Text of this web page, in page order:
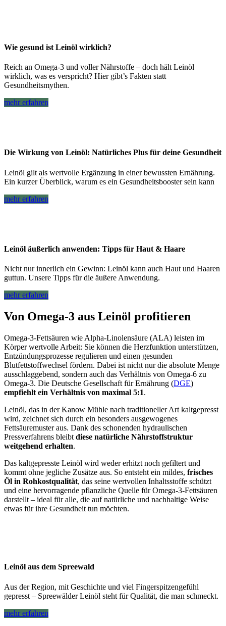
Wie gesund ist Leinöl wirklich?
Reich an Omega-3 und voller Nährstoffe – doch hält Leinöl
wirklich, was es verspricht? Hier gibt’s Fakten statt
Gesundheitsmythen.
mehr erfahren
Die Wirkung von Leinöl: Natürliches Plus für deine Gesundheit
Leinöl gilt als wertvolle Ergänzung in einer bewussten Ernährung.
Ein kurzer Überblick, warum es ein Gesundheitsbooster sein kann
mehr erfahren
Leinöl äußerlich anwenden: Tipps für Haut & Haare
Nicht nur innerlich ein Gewinn: Leinöl kann auch Haut und Haaren
guttun. Unsere Tipps für die äußere Anwendung.
mehr erfahren
Von Omega-3 aus Leinöl profitieren
Omega-3-Fettsäuren wie Alpha-Linolensäure (ALA) leisten im
Körper wertvolle Arbeit: Sie können die Herzfunktion unterstützen,
Entzündungsprozesse regulieren und einen gesunden
Blutfettstoffwechsel fördern. Dabei ist nicht nur die absolute Menge
ausschlaggebend, sondern auch das Verhältnis von Omega-6 zu
Omega-3. Die Deutsche Gesellschaft für Ernährung (DGE)
empfiehlt ein Verhältnis von maximal 5:1.
Leinöl, das in der Kanow Mühle nach traditioneller Art kaltgepresst
wird, zeichnet sich durch ein besonders ausgewogenes
Fettsäuremuster aus. Dank des schonenden hydraulischen
Pressverfahrens bleibt diese natürliche Nährstoffstruktur
weitgehend erhalten.
Das kaltgepresste Leinöl wird weder erhitzt noch gefiltert und
kommt ohne jegliche Zusätze aus. So entsteht ein mildes, frisches
Öl in Rohkostqualität, das seine wertvollen Inhaltsstoffe schützt
und eine hervorragende pflanzliche Quelle für Omega-3-Fettsäuren
darstellt – ideal für alle, die auf natürliche und nachhaltige Weise
etwas für ihre Gesundheit tun möchten.
Leinöl aus dem Spreewald
Aus der Region, mit Geschichte und viel Fingerspitzengefühl
gepresst – Spreewälder Leinöl steht für Qualität, die man schmeckt.
mehr erfahren